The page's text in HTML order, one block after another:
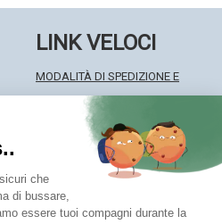
LINK VELOCI
MODALITÀ DI SPEDIZIONE E
MODALITÀ DI PAGAMENTO
INFORMATIVA PRIVACY
CONDIZIONI DI VENDITA